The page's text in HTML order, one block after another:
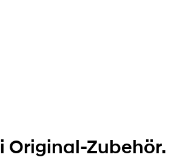
Original-Zubehör.